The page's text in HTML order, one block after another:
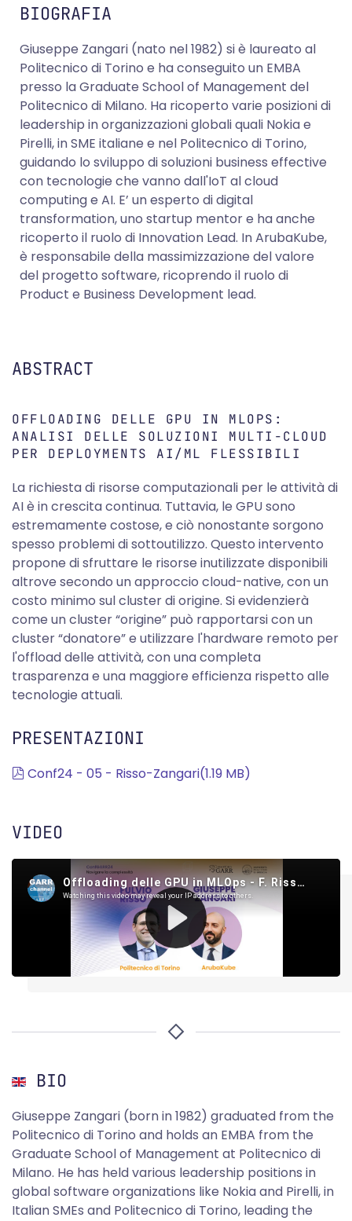
BIOGRAFIA
Giuseppe Zangari (nato nel 1982) si è laureato al
Politecnico di Torino e ha conseguito un EMBA
presso la Graduate School of Management del
Politecnico di Milano. Ha ricoperto varie posizioni di
leadership in organizzazioni globali quali Nokia e
Pirelli, in SME italiane e nel Politecnico di Torino,
guidando lo sviluppo di soluzioni business effective
con tecnologie che vanno dall'IoT al cloud
computing e AI. E’ un esperto di digital
transformation, uno startup mentor e ha anche
ricoperto il ruolo di Innovation Lead. In ArubaKube,
è responsabile della massimizzazione del valore
del progetto software, ricoprendo il ruolo di
Product e Business Development lead.
ABSTRACT
OFFLOADING DELLE GPU IN MLOPS:
ANALISI DELLE SOLUZIONI MULTI-CLOUD
PER DEPLOYMENTS AI/ML FLESSIBILI
La richiesta di risorse computazionali per le attività di
AI è in crescita continua. Tuttavia, le GPU sono
estremamente costose, e ciò nonostante sorgono
spesso problemi di sottoutilizzo. Questo intervento
propone di sfruttare le risorse inutilizzate disponibili
altrove secondo un approccio cloud-native, con un
costo minimo sul cluster di origine. Si evidenzierà
come un cluster “origine” può rapportarsi con un
cluster “donatore” e utilizzare l'hardware remoto per
l'offload delle attività, con una completa
trasparenza e una maggiore efficienza rispetto alle
tecnologie attuali.
PRESENTAZIONI
pdf
Conf24 - 05 - Risso-Zangari(1.19 MB)
VIDEO
BIO
Giuseppe Zangari (born in 1982) graduated from the
Politecnico di Torino and holds an EMBA from the
Graduate School of Management at Politecnico di
Milano. He has held various leadership positions in
global software organizations like Nokia and Pirelli, in
Italian SMEs and Politecnico di Torino, leading the